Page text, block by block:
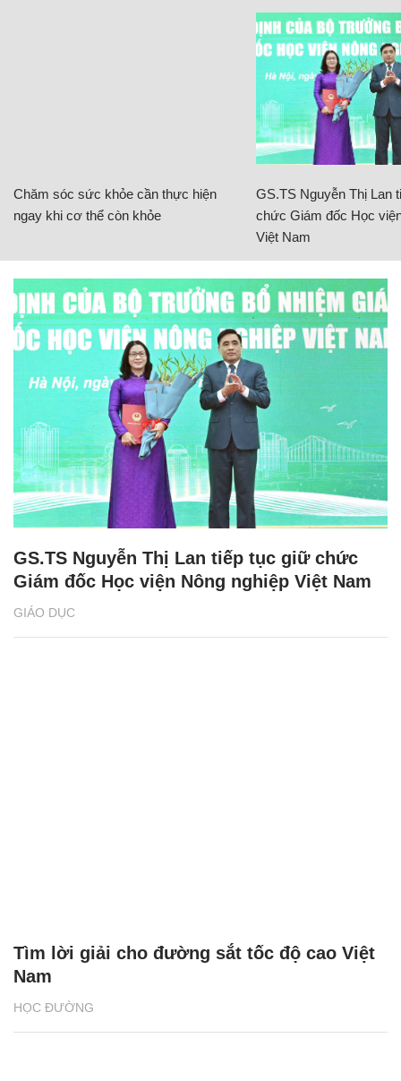
Chăm sóc sức khỏe cần thực hiện
ngay khi cơ thể còn khỏe
GS.TS Nguyễn Thị Lan
chức Giám đốc Học
Việt Nam
GIÁO DỤC
GS.TS Nguyễn Thị Lan tiếp tục giữ chức
Giám đốc Học viện Nông nghiệp Việt Nam
HỌC ĐƯỜNG
Tìm lời giải cho đường sắt tốc độ cao Việt
Nam